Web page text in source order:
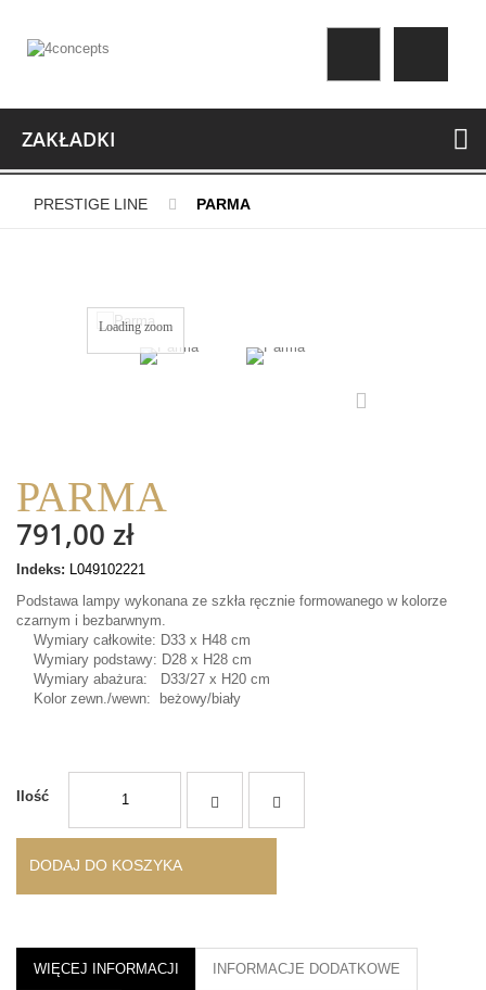
ZAKŁADKI
PRESTIGE LINE PARMA
Loading zoom
PARMA
791,00 zł
Indeks: L049102221
Podstawa lampy wykonana ze szkła ręcznie formowanego w kolorze
czarnym i bezbarwnym.
Wymiary całkowite: D33 x H48 cm
Wymiary podstawy: D28 x H28 cm
Wymiary abażura: D33/27 x H20 cm
Kolor zewn./wewn: beżowy/biały
Ilość
DODAJ DO KOSZYKA
WIĘCEJ INFORMACJI INFORMACJE DODATKOWE